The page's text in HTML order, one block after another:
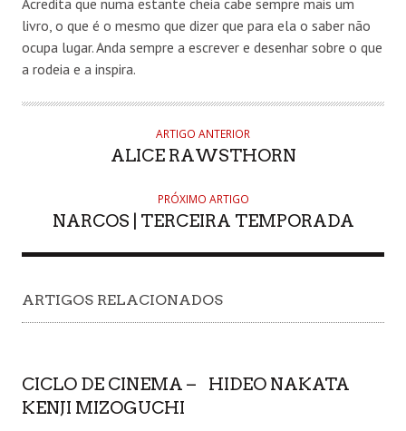
Acredita que numa estante cheia cabe sempre mais um
livro, o que é o mesmo que dizer que para ela o saber não
ocupa lugar. Anda sempre a escrever e desenhar sobre o que
a rodeia e a inspira.
ARTIGO ANTERIOR
ALICE RAWSTHORN
PRÓXIMO ARTIGO
NARCOS | TERCEIRA TEMPORADA
ARTIGOS RELACIONADOS
CICLO DE CINEMA –
KENJI MIZOGUCHI
HIDEO NAKATA